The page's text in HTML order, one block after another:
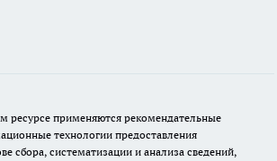
применяются рекомендательные
технологии предоставления
сбора, систематизации и анализа сведений,